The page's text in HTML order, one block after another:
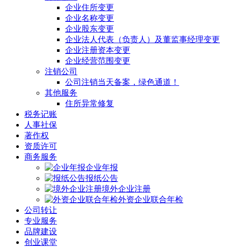
企业住所变更
企业名称变更
企业股东变更
企业法人代表（负责人）及董监事经理变更
企业注册资本变更
企业经营范围变更
注销公司
公司注销当天备案，绿色通道！
其他服务
住所异常修复
税务记账
人事社保
著作权
资质许可
商务服务
企业年报
报纸公告
境外企业注册
外资企业联合年检
公司转让
专业服务
品牌建设
创业课堂